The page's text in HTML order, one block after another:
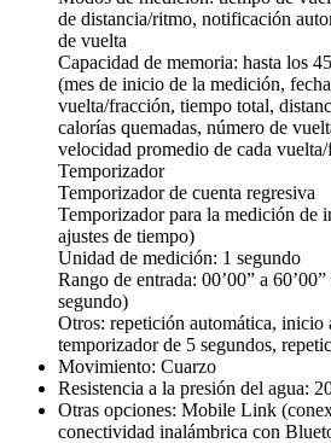
de distancia/ritmo, notificación
de vuelta
Capacidad de memoria: hasta los
(mes de inicio de la medición,
vuelta/fracción, tiempo total,
calorías quemadas, número de
velocidad promedio de cada
Temporizador
Temporizador de cuenta regresiva
Temporizador para la medición de
ajustes de tiempo)
Unidad de medición: 1 segundo
Rango de entrada: 00’00” a
segundo)
Otros: repetición automática, inicio
temporizador de 5 segundos,
Movimiento: Cuarzo
Resistencia a la presión del agua:
Otras opciones: Mobile Link
conectividad inalámbrica con